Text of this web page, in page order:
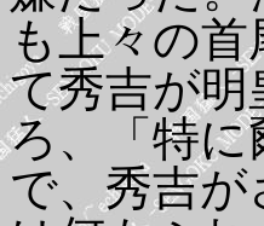
も上々の
て秀吉が
ろ、「特
で、秀吉